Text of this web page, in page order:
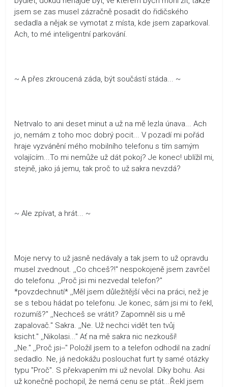
jsem se zas musel zázračně posadit do řidičského
sedadla a nějak se vymotat z místa, kde jsem zaparkoval.
Ach, to mé inteligentní parkování.
~ A přes zkroucená záda, být součástí stáda... ~
Netrvalo to ani deset minut a už na mě lezla únava... Ach
jo, nemám z toho moc dobrý pocit... V pozadí mi pořád
hraje vyzvánění mého mobilního telefonu s tím samým
volajícím...To mi nemůže už dát pokoj? Je konec! ublížil mi,
stejně, jako já jemu, tak proč to už sakra nevzdá?
~ Ale zpívat, a hrát... ~
Moje nervy to už jasně nedávaly a tak jsem to už opravdu
musel zvednout. ,,Co chceš?!" nespokojeně jsem zavrčel
do telefonu. ,,Proč jsi mi nezvedal telefon?"
*povzdechnutí* ,,Měl jsem důležitější věci na práci, než je
se s tebou hádat po telefonu. Je konec, sám jsi mi to řekl,
rozumíš?" ,,Nechceš se vrátit? Zapomněl sis u mě
zapalovač." Sakra. ,,Ne. Už nechci vidět ten tvůj
ksicht." ,,Nikolasi..." Ať na mě sakra nic nezkouší!
,,Ne." ,,Proč jsi--" Položil jsem to a telefon odhodil na zadní
sedadlo. Ne, já nedokážu poslouchat furt ty samé otázky
typu "Proč". S překvapením mi už nevolal. Díky bohu. Asi
už konečně pochopil, že nemá cenu se ptát...Řekl jsem